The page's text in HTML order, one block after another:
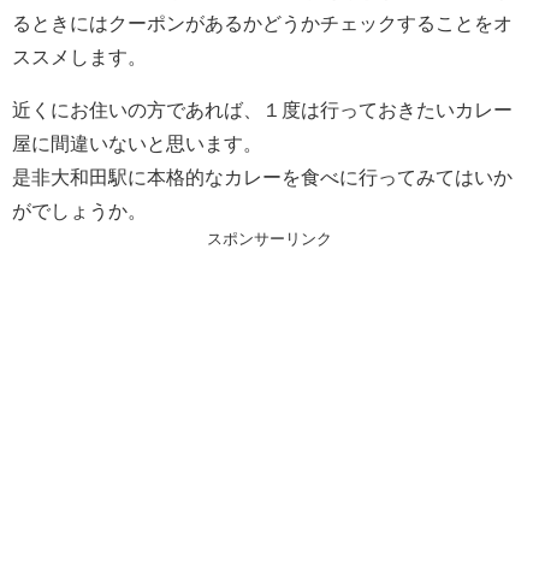
るときにはクーポンがあるかどうかチェックすることをオ
ススメします。
近くにお住いの方であれば、１度は行っておきたいカレー
屋に間違いないと思います。
是非大和田駅に本格的なカレーを食べに行ってみてはいか
がでしょうか。
スポンサーリンク